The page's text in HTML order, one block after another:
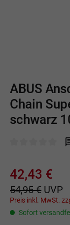
ABUS
Chain
schwarz
42,43 €
54,95 € UVP
Sofort